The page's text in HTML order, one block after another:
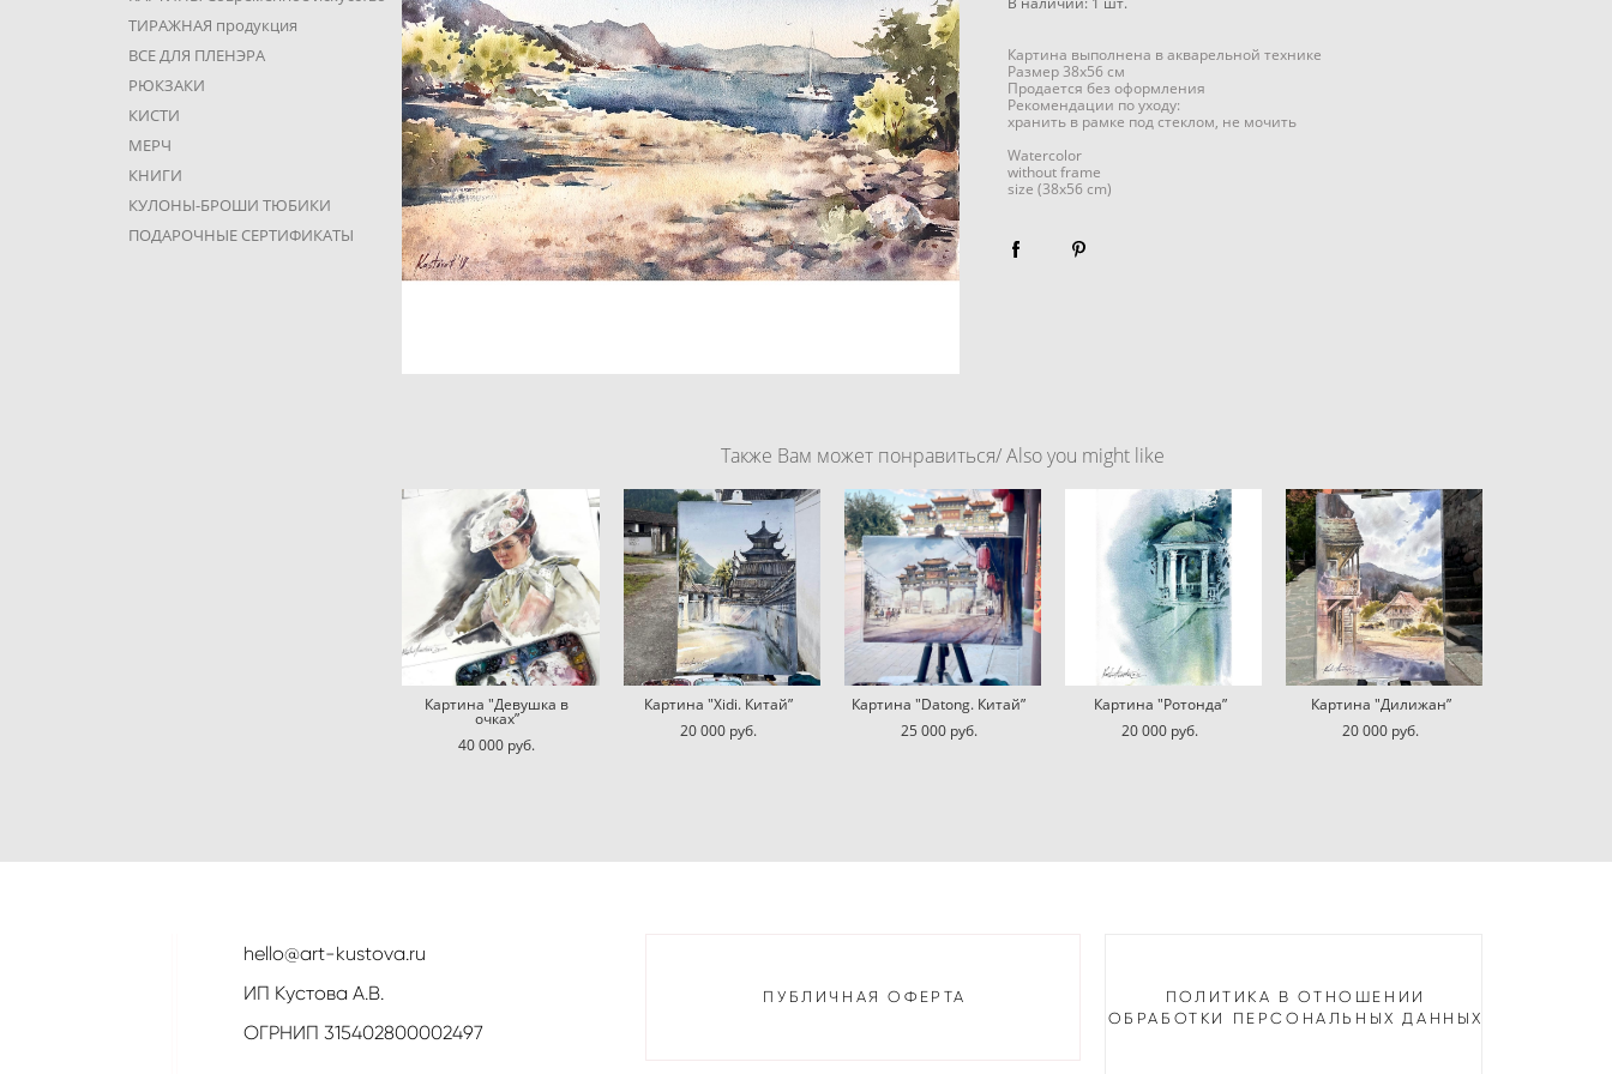
ТИРАЖНАЯ продукция
ВСЕ ДЛЯ ПЛЕНЭРА
РЮКЗАКИ
КИСТИ
МЕРЧ
КНИГИ
КУЛОНЫ-БРОШИ ТЮБИКИ
ПОДАРОЧНЫЕ СЕРТИФИКАТЫ
Картина выполнена в акварельной технике
Размер 38x56 см
Продается без оформления
Рекомендации по уходу:
хранить в рамке под стеклом, не мочить
Watercolor
without frame
size (38x56 cm)
Также Вам может понравиться/ Also you might like
Картина "Девушка в
очках”
40 000 pуб.
Картина "Xidi. Китай”
20 000 pуб.
Картина "Datong. Китай”
25 000 pуб.
Картина "Ротонда”
20 000 pуб.
Картина "Дилижан”
20 000 pуб.
hello@art-kustova.ru
ИП Кустова А.В.
ОГРНИП 315402800002497
ПУБЛИЧНАЯ ОФЕРТА
ПОЛИТИКА В ОТНОШЕНИИ
ОБРАБОТКИ ПЕРСОНАЛЬНЫХ ДАННЫХ